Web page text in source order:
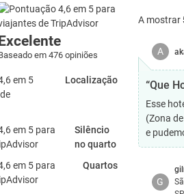
em 476 opiniões
Localização
Silêncio
no quarto
Quartos
A mostrar
A
“Que
Esse
(Zona
e
G